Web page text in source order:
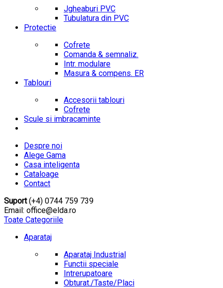
Jgheaburi PVC
Tubulatura din PVC
Protectie
Cofrete
Comanda & semnaliz.
Intr. modulare
Masura & compens. ER
Tablouri
Accesorii tablouri
Cofrete
Scule si imbracaminte
Despre noi
Alege Gama
Casa inteligenta
Cataloage
Contact
Suport(+4) 0744 759 739
Email: office@elda.ro
Toate Categoriile
Aparataj
Aparataj Industrial
Functii speciale
Intrerupatoare
Obturat./Taste/Placi